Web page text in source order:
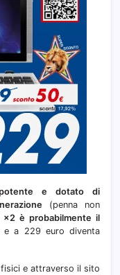
potente e dotato di
(penna non
x2 è probabilmente il
a 229 euro diventa
e attraverso il sito